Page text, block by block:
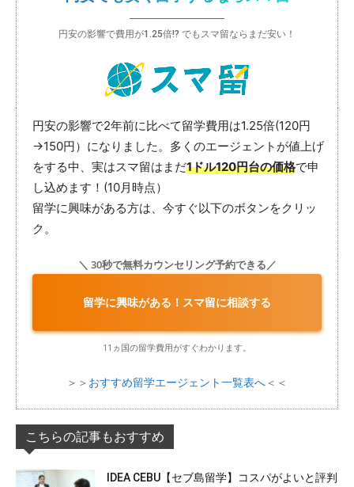
円安の影響で費用が1.25倍!? でもスマ留ならまだ安い！
円安の影響で2年前に比べて留学費用は1.25倍(120円
→150円）になりました。多くのエージェントが値上げ
をする中、実はスマ留はまだ1ドル120円台の価格で申
し込めます！(10月時点）
留学に興味がある方は、今すぐ以下のボタンをクリッ
ク。
＼ 30秒で無料カウンセリング予約できる／
留学に興味がある！スマ留に相談する
11ヵ国の留学費用がすぐわかります。
＞＞ おすすめ留学エージェント一覧表へ ＜＜
こちらの記事もおすすめ
IDEA CEBU【セブ島留学】コスパがよいと評判